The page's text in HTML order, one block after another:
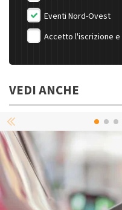
Eventi Nord-Ovest
Accetto l'iscrizione e
VEDI ANCHE